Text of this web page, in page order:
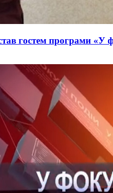
гостем програми «У